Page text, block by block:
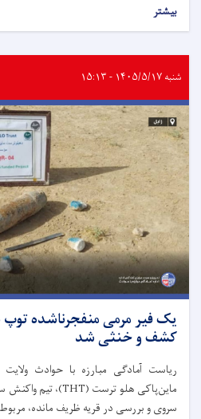
بیشتر
شنبه ۱۴۰۵/۵/۱۷ - ۱۵:۱۳
یک فیر مرمی منفجرناشده توپ
کشف و خنثی شد
ریاست آمادگی مبارزه با حوادث
سروی و بررسی در قریه ظریف مانده،